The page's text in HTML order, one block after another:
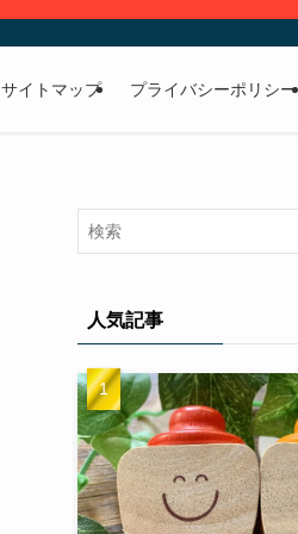
サイトマップ プライバシーポリシー
人気記事